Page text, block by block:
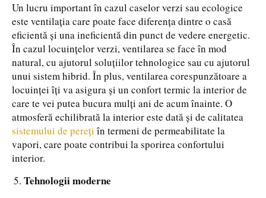
Un lucru important în cazul caselor verzi sau ecologice
este ventilația care poate face diferența dintre o casă
eficientă și una ineficientă din punct de vedere energetic.
În cazul locuințelor verzi, ventilarea se face în mod
natural, cu ajutorul soluțiilor tehnologice sau cu ajutorul
unui sistem hibrid. În plus, ventilarea corespunzătoare a
locuinței îți va asigura și un confort termic la interior de
care te vei putea bucura mulți ani de acum înainte. O
atmosferă echilibrată la interior este dată și de calitatea
sistemului de pereți în termeni de permeabilitate la
vapori, care poate contribui la sporirea confortului
interior.
Tehnologii moderne